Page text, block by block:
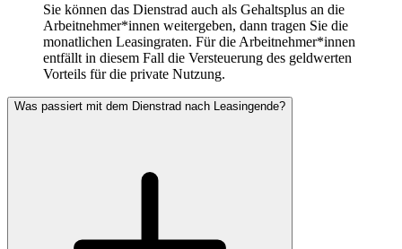
Sie können das Dienstrad auch als Gehaltsplus an die
Arbeitnehmer*innen weitergeben, dann tragen Sie die
monatlichen Leasingraten. Für die Arbeitnehmer*innen
entfällt in diesem Fall die Versteuerung des geldwerten
Vorteils für die private Nutzung.
Was passiert mit dem Dienstrad nach Leasingende?